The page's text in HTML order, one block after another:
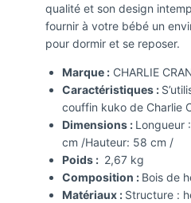
qualité et son design
fournir à votre bébé un
pour dormir et se reposer.
Marque :CHARLIE
Caractéristiques :
couffin kuko de Charlie
Dimensions : Longueur
cm /Hauteur: 58 cm /
Poids : 2,67 kg
Composition : Bois de
Matériaux : Structure :